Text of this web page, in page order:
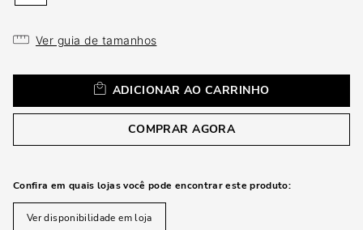
Ver guia de tamanhos
ADICIONAR AO CARRINHO
COMPRAR AGORA
Confira em quais lojas você pode encontrar este produto:
Ver disponibilidade em loja